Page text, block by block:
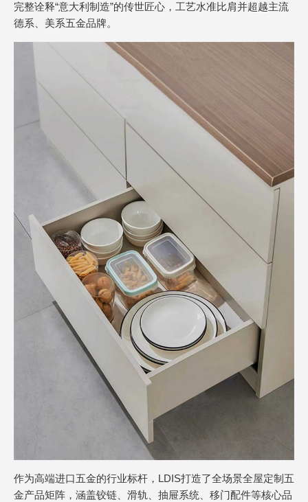
完整诠释“意大利制造”的传世匠心，工艺水准比肩并超越主流
德系、美系五金品牌。
作为高端进口五金的行业标杆，LDIS打造了全场景全屋定制五
金产品矩阵，涵盖铰链、滑轨、抽屉系统、移门配件等核心品